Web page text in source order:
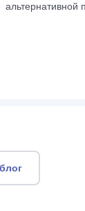
альтернативной